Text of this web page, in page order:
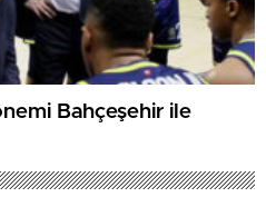
Bahçeşehir ile